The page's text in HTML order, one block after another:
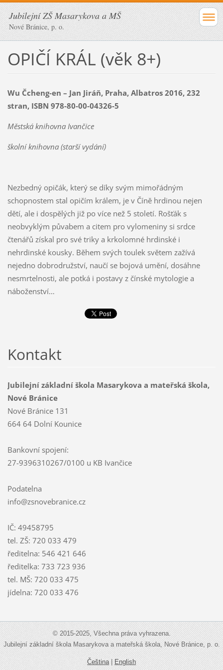
Jubilejní ZŠ Masarykova a MŠ
Nové Bránice, p. o.
OPIČÍ KRÁL (věk 8+)
Wu Čcheng-en – Jan Jiráň, Praha, Albatros 2016, 232
stran, ISBN 978-80-00-04326-5
Městská knihovna Ivančice
školní knihovna (starší vydání)
Nezbedný opičák, který se díky svým mimořádným
schopnostem stal opičím králem, je v Číně hrdinou nejen
dětí, ale i dospělých již po více než 5 století. Rošťák s
neobvyklým půvabem a citem pro vylomeniny si srdce
čtenářů získal pro své triky a krkolomné hrdinské i
nehrdinské kousky. Během svých toulek světem zažívá
nejedno dobrodružství, naučí se bojová umění, dosáhne
nesmrtelnosti, ale potká i postavy z čínské mytologie a
náboženství…
Kontakt
Jubilejní základní škola Masarykova a mateřská škola,
Nové Bránice
Nové Bránice 131
664 64 Dolní Kounice
Bankovní spojení:
27-9396310267/0100 u KB Ivančice
Podatelna
info@zsnovebranice.cz
IČ: 49458795
tel. ZŠ: 720 033 479
ředitelna: 546 421 646
ředitelka: 733 723 936
tel. MŠ: 720 033 475
jídelna: 720 033 476
© 2015-2025, Všechna práva vyhrazena.
Jubilejní základní škola Masarykova a mateřská škola, Nové Bránice, p. o.
Čeština|English